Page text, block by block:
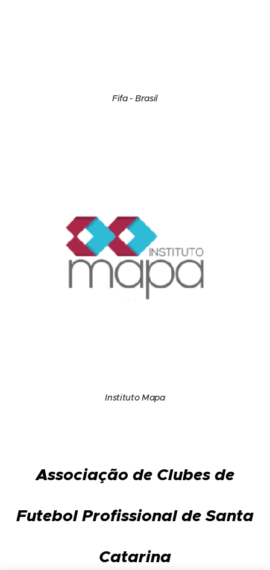
Fifa - Brasil
Instituto Mapa
Associação de Clubes de
Futebol Profissional de Santa
Catarina